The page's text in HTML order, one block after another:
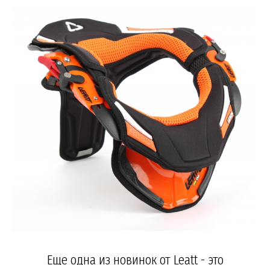
Еще одна из новинок от Leatt - это